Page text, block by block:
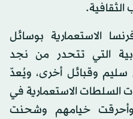
الاستعمارية بوسائل
التي تتحدر من نجد
وقبائل أخرى، ويُعدّ
السلطات الاستعمارية في
وأحرقت خيامهم وشحنت